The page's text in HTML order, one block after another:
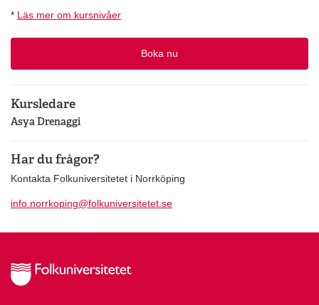
* Läs mer om kursnivåer
Boka nu
Kursledare
Asya Drenaggi
Har du frågor?
Kontakta Folkuniversitetet i Norrköping
info.norrkoping@folkuniversitetet.se